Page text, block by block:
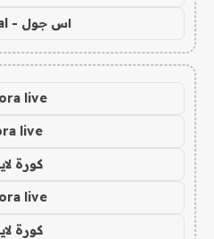
اس جول - AS Goal
live
live
كورة
live
كورة